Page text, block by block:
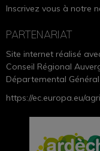
Inscrivez vous à notre
PARTENARIAT
Site internet réalisé
Conseil Régional
Départemental
https://ec.europa.eu/